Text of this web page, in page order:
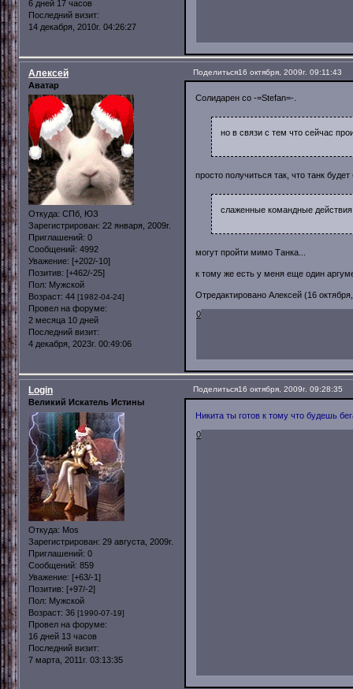
6 дней 17 часов
Последний визит:
14 декабря, 2010г. 04:26:27
Поделиться16 октября, 2009г. 09:11:43
Алексей
Аватар
Откуда: СПб, ЮЗ
Зарегистрирован: 22 января, 2009г.
Приглашений: 0
Сообщений: 4992
Уважение: [+202/-10]
Позитив: [+462/-25]
Пол: Мужской
Возраст: 44 [1982-04-24]
Провел на форуме:
2 месяца 10 дней
Последний визит:
4 декабря, 2023г. 00:49:06
Солидарен со -=Stefan=-.
но в связи с тем что сейчас
просто получиться так, что танк будет
слаженные командные
могут пройти мимо Танка...
к тому же есть у меня еще один
Отредактировано Алексей (16
0
Поделиться16 октября, 2009г. 09:28:35
Login
Великий Искатель Истины
Откуда: Mos
Зарегистрирован: 29 августа, 2009г.
Приглашений: 0
Сообщений: 859
Уважение: [+63/-1]
Позитив: [+97/-2]
Пол: Мужской
Возраст: 36 [1990-07-19]
Провел на форуме:
16 дней 13 часов
Последний визит:
7 марта, 2011г. 03:13:35
Никита ты готов к тому что будешь
0